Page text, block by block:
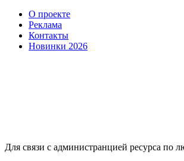
О проекте
Реклама
Контакты
Новинки 2026
Для связи с администранцией ресурса по